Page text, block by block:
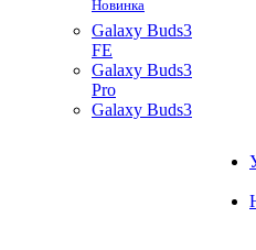
Новинка
Galaxy Buds3
FE
Galaxy Buds3
Pro
Galaxy Buds3